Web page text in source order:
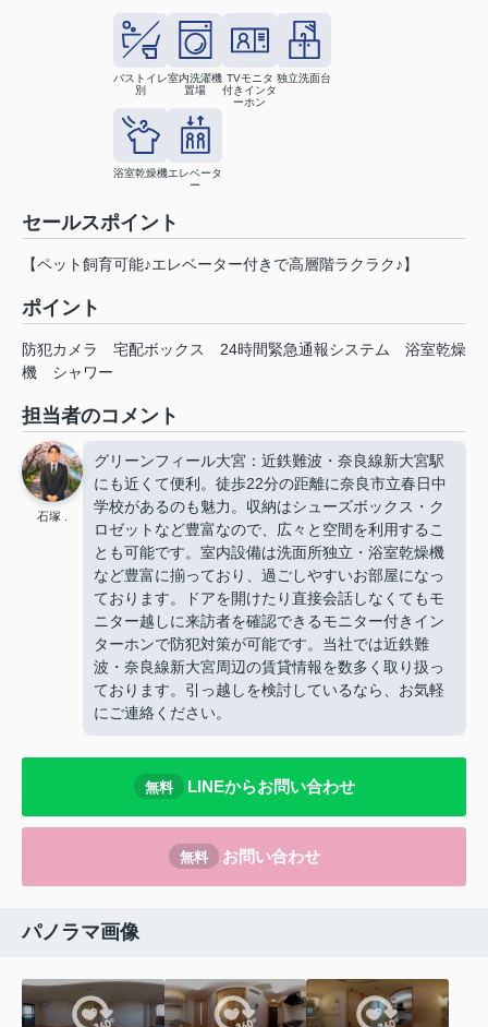
バストイレ
別
室内洗濯機
置場
TVモニタ
付きインタ
ーホン
独立洗面台
浴室乾燥機エレベータ
ー
セールスポイント
【ペット飼育可能♪エレベーター付きで高層階ラクラク♪】
ポイント
防犯カメラ 宅配ボックス 24時間緊急通報システム
浴室乾燥
機
シャワー
担当者のコメント
石塚 .
グリーンフィール大宮：近鉄難波・奈良線新大宮駅
にも近くて便利。徒歩22分の距離に奈良市立春日中
学校があるのも魅力。収納はシューズボックス・ク
ロゼットなど豊富なので、広々と空間を利用するこ
とも可能です。室内設備は洗面所独立・浴室乾燥機
など豊富に揃っており、過ごしやすいお部屋になっ
ております。ドアを開けたり直接会話しなくてもモ
ニター越しに来訪者を確認できるモニター付きイン
ターホンで防犯対策が可能です。当社では近鉄難
波・奈良線新大宮周辺の賃貸情報を数多く取り扱っ
ております。引っ越しを検討しているなら、お気軽
にご連絡ください。
無料 LINEからお問い合わせ
無料 お問い合わせ
パノラマ画像